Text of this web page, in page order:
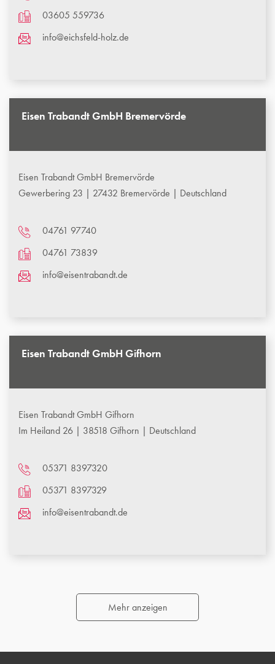
03605 559736
info@eichsfeld-holz.de
Eisen Trabandt GmbH Bremervörde
Eisen Trabandt GmbH Bremervörde
Gewerbering 23 | 27432 Bremervörde | Deutschland
04761 97740
04761 73839
info@eisentrabandt.de
Eisen Trabandt GmbH Gifhorn
Eisen Trabandt GmbH Gifhorn
Im Heiland 26 | 38518 Gifhorn | Deutschland
05371 8397320
05371 8397329
info@eisentrabandt.de
Mehr anzeigen